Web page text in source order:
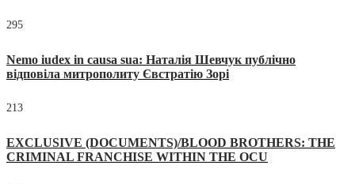
295
Nemo iudex in causa sua: Наталія Шевчук публічно
відповіла митрополиту Євстратію Зорі
213
EXCLUSIVE (DOCUMENTS)/BLOOD BROTHERS: THE
CRIMINAL FRANCHISE WITHIN THE OCU